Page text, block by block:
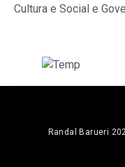
Cultura e Social e
Randal Barueri